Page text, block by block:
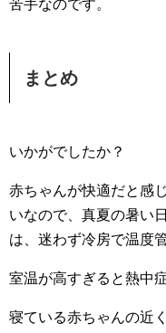
苦手なのです。
まとめ
いかがでしたか？
赤ちゃんが快適だと感
いなので、真夏の暑い
は、迷わず冷房で温度
室温が高すぎると熱中
寝ている赤ちゃんの近